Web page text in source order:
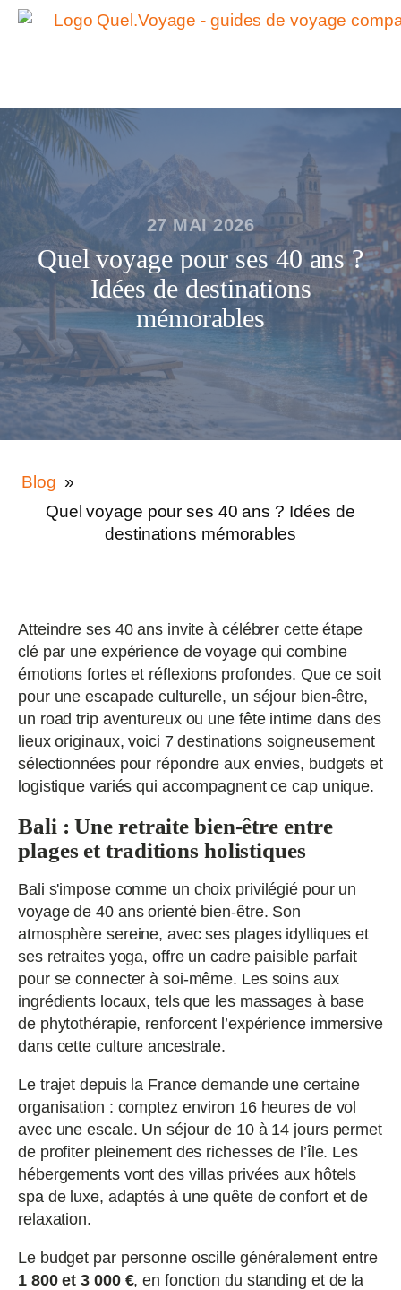
27 MAI 2026
Quel voyage pour ses 40 ans ?
Idées de destinations
mémorables
Blog »
Quel voyage pour ses 40 ans ? Idées de
destinations mémorables
Atteindre ses 40 ans invite à célébrer cette étape
clé par une expérience de voyage qui combine
émotions fortes et réflexions profondes. Que ce soit
pour une escapade culturelle, un séjour bien-être,
un road trip aventureux ou une fête intime dans des
lieux originaux, voici 7 destinations soigneusement
sélectionnées pour répondre aux envies, budgets et
logistique variés qui accompagnent ce cap unique.
Bali : Une retraite bien-être entre
plages et traditions holistiques
Bali s'impose comme un choix privilégié pour un
voyage de 40 ans orienté bien-être. Son
atmosphère sereine, avec ses plages idylliques et
ses retraites yoga, offre un cadre paisible parfait
pour se connecter à soi-même. Les soins aux
ingrédients locaux, tels que les massages à base
de phytothérapie, renforcent l’expérience immersive
dans cette culture ancestrale.
Le trajet depuis la France demande une certaine
organisation : comptez environ 16 heures de vol
avec une escale. Un séjour de 10 à 14 jours permet
de profiter pleinement des richesses de l’île. Les
hébergements vont des villas privées aux hôtels
spa de luxe, adaptés à une quête de confort et de
relaxation.
Le budget par personne oscille généralement entre
1 800 et 3 000 €, en fonction du standing et de la